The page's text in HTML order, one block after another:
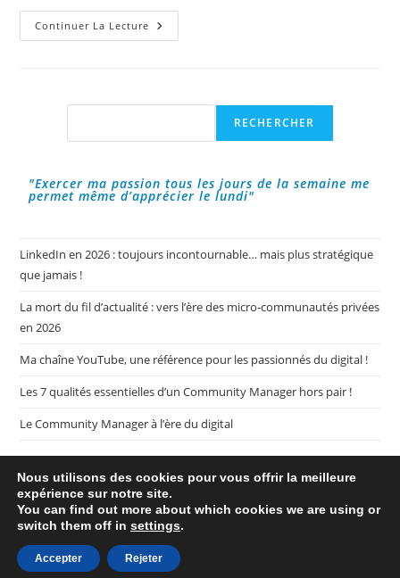
Continuer La Lecture Google
Et
RECHERCHER
"Exercer ma passion tous les jours de la semaine me
permet même d’apprécier le lundi"
LinkedIn en 2026 : toujours incontournable… mais plus stratégique
que jamais !
La mort du fil d’actualité : vers l’ère des micro-communautés privées
en 2026
Ma chaîne YouTube, une référence pour les passionnés du digital !
Les 7 qualités essentielles d’un Community Manager hors pair !
Le Community Manager à l’ère du digital
Plan de mon blog My CM Mag
Politique de confidentialité
Nous utilisons des cookies pour vous offrir la meilleure
expérience sur notre site.
You can find out more about which cookies we are using or
switch them off in settings.
Accepter Rejeter